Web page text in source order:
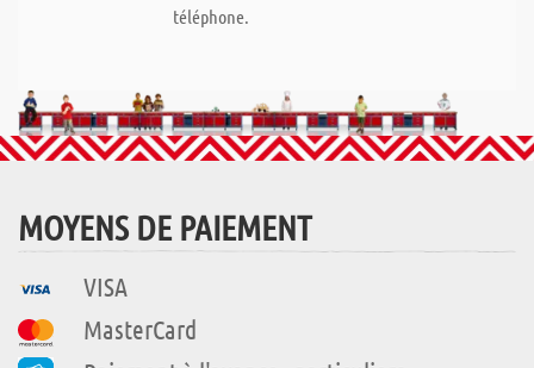
téléphone.
MOYENS DE PAIEMENT
VISA
MasterCard